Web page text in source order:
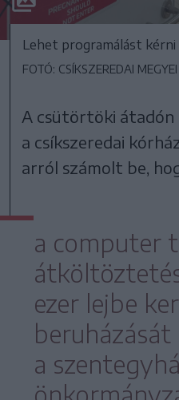
Lehet programálást
FOTÓ: CSÍKSZEREDAI
A csütörtöki átadón
a csíkszeredai
arról számolt be,
a computer
ezer lejbe
a